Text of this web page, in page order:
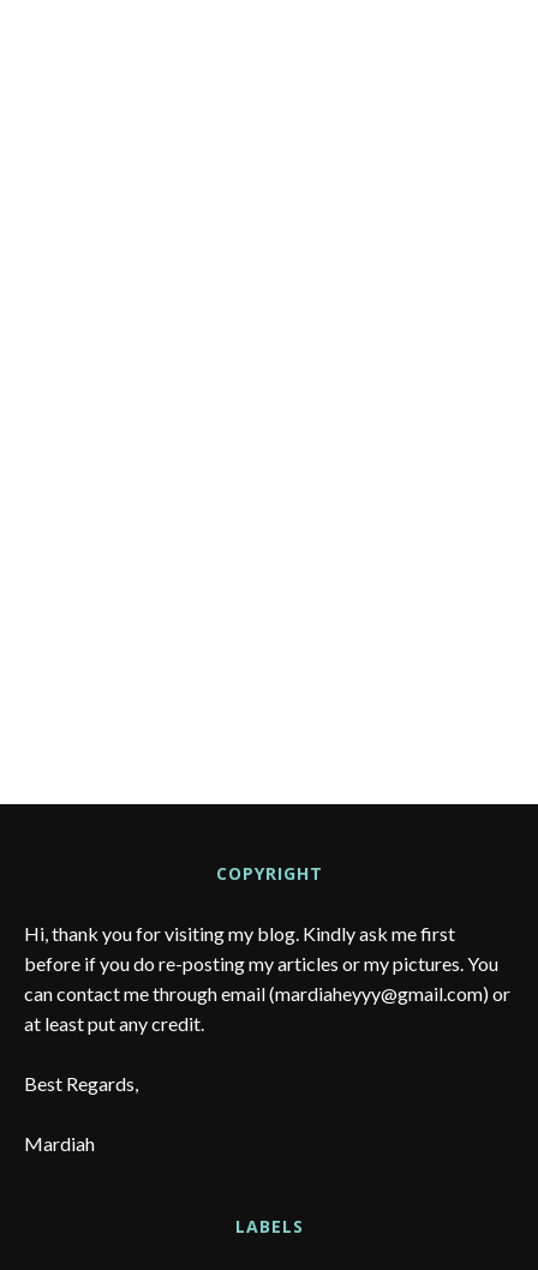
COPYRIGHT
Hi, thank you for visiting my blog. Kindly ask me first
before if you do re-posting my articles or my pictures. You
can contact me through email (mardiaheyyy@gmail.com) or
at least put any credit.
Best Regards,
Mardiah
LABELS